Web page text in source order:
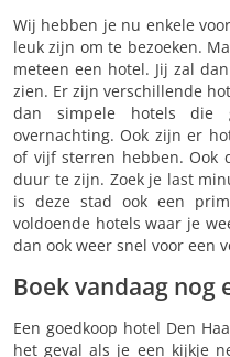
Wij hebben je nu enkele
leuk zijn om te bezoeken.
meteen een hotel. Jij zal
zien. Er zijn verschillende
dan simpele hotels die
overnachting. Ook zijn er
of vijf sterren hebben. Ook
duur te zijn. Zoek je last
is deze stad ook een
voldoende hotels waar je
dan ook weer snel voor een
Boek vandaag nog
Een goedkoop hotel Den
het geval als je een kijkje